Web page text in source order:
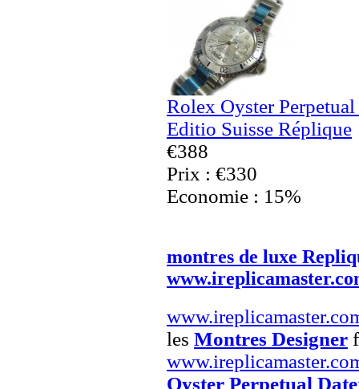
Rolex Oyster
Editio Suisse Réplique
€388
Prix : €330
Economie : 15%
montres de luxe
les Montres Designer
Oyster Perpetual